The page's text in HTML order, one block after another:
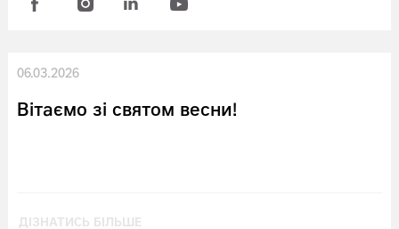
06.03.2026
Вітаємо зі святом весни!
ДІЗНАТИСЬ БІЛЬШЕ